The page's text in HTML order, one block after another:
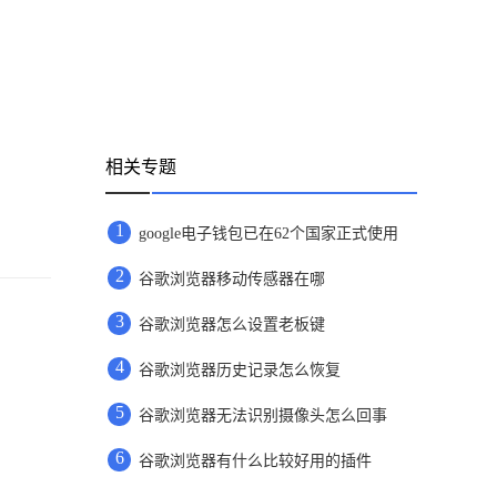
相关专题
1 google电子钱包已在62个国家正式使用
2 谷歌浏览器移动传感器在哪
3 谷歌浏览器怎么设置老板键
4 谷歌浏览器历史记录怎么恢复
5 谷歌浏览器无法识别摄像头怎么回事
6 谷歌浏览器有什么比较好用的插件